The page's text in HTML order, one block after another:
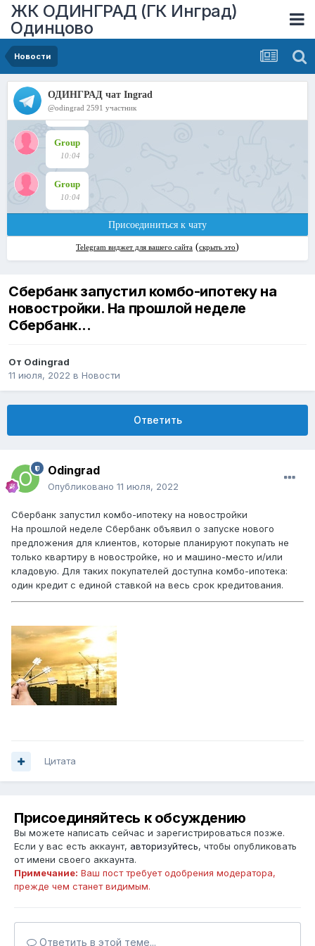
ЖК ОДИНГРАД (ГК Инград)
Одинцово
Новости
Сбербанк запустил комбо-ипотеку на
новостройки. На прошлой неделе
Сбербанк...
От Odingrad
11 июля, 2022 в Новости
Ответить
Odingrad
Опубликовано 11 июля, 2022
Сбербанк запустил комбо-ипотеку на новостройки
На прошлой неделе Сбербанк объявил о запуске нового
предложения для клиентов, которые планируют покупать не
только квартиру в новостройке, но и машино-место и/или
кладовую. Для таких покупателей доступна комбо-ипотека:
один кредит с единой ставкой на весь срок кредитования.
Цитата
Присоединяйтесь к обсуждению
Вы можете написать сейчас и зарегистрироваться позже.
Если у вас есть аккаунт, авторизуйтесь, чтобы опубликовать
от имени своего аккаунта.
Примечание: Ваш пост требует одобрения модератора,
прежде чем станет видимым.
Ответить в этой теме...